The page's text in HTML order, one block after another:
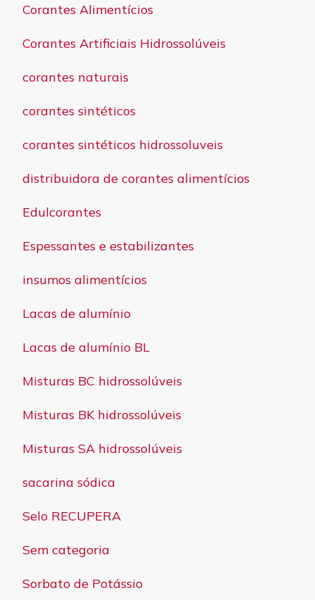
Corantes Alimentícios
Corantes Artificiais Hidrossolúveis
corantes naturais
corantes sintéticos
corantes sintéticos hidrossoluveis
distribuidora de corantes alimentícios
Edulcorantes
Espessantes e estabilizantes
insumos alimentícios
Lacas de alumínio
Lacas de alumínio BL
Misturas BC hidrossolúveis
Misturas BK hidrossolúveis
Misturas SA hidrossolúveis
sacarina sódica
Selo RECUPERA
Sem categoria
Sorbato de Potássio